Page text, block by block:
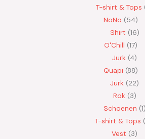
T-shirt & Tops
NoNo
54
Shirt 16
O'Chill 17
Jurk 4
Quapi 88
Jurk 22
Rok 3
Schoenen 1
T-shirt & Tops
Vest
3